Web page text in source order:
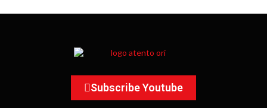
Subscribe Youtube